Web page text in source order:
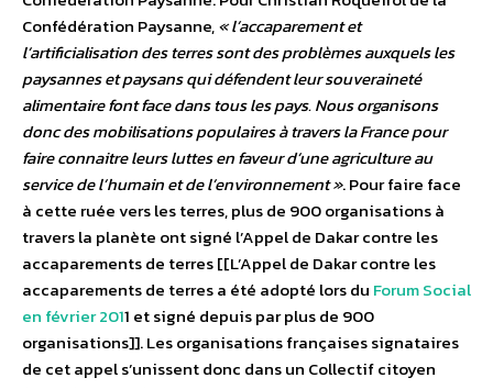
Confédération Paysanne,« l’accaparement et
l’artificialisation des terres sont des problèmes auxquels les
paysannes et paysans qui défendent leur souveraineté
alimentaire font face dans tous les pays. Nous organisons
donc des mobilisations populaires à travers la France pour
faire connaitre leurs luttes en faveur d’une agriculture au
service de l’humain et de l’environnement ». Pour faire face
à cette ruée vers les terres, plus de 900 organisations à
travers la planète ont signé l’Appel de Dakar contre les
accaparements de terres [[L’Appel de Dakar contre les
accaparements de terres a été adopté lors du Forum Social
en février 2011 et signé depuis par plus de 900
organisations]]. Les organisations françaises signataires
de cet appel s’unissent donc dans un Collectif citoyen